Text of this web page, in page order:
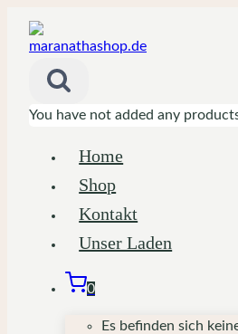
Inhalt
You have not added any
Home
Shop
Kontakt
Unser Laden
0
Es befinden sich